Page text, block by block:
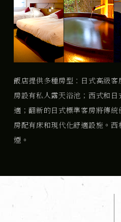
飯店提供多種房型：日式高級
房設有私人露天浴池；西式和
適；翻新的日式標準客房將傳
房配有床和現代化舒適設施。
煙。